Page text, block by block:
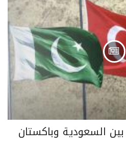
السعودية وباكستان